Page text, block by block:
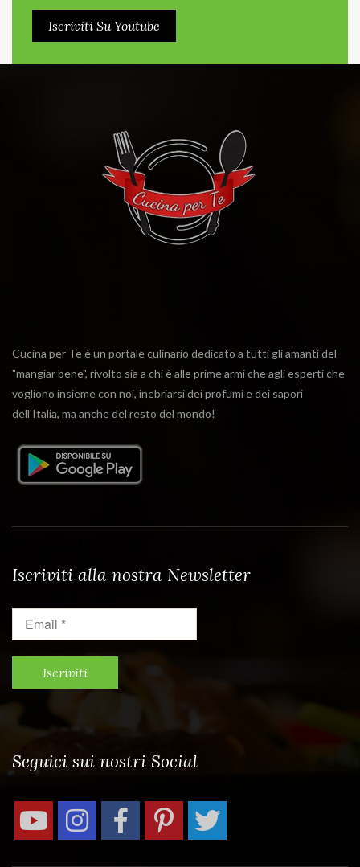
Iscriviti Su Youtube
Cucina per Te è un portale culinario dedicato a tutti gli amanti del
"mangiar bene", rivolto sia a chi è alle prime armi che agli esperti che
vogliono insieme con noi, inebriarsi dei profumi e dei sapori
dell'Italia, ma anche del resto del mondo!
Iscriviti alla nostra Newsletter
Seguici sui nostri Social